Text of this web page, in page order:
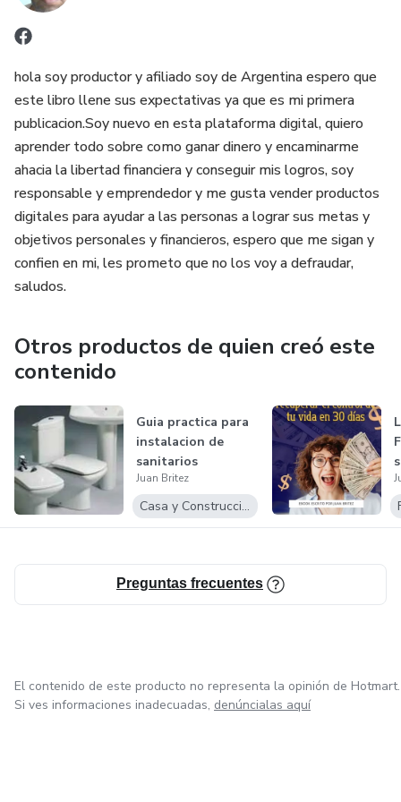
públicas, las guías telefónicas, los historiales clínicos o
médicos, los registros de transacciones comerciales, entre
información ordenada de forma sistemática para su
posterior uso, recuperación, transmisión y análisis. Ella se
del tiempo. Existen muchos tipos de bases de datos, entre
las que podemos mencionar:
De acuerdo con los procesos de preservación, estáticas
(son de lectura, la información puede ser extraída, pero no
modificada), dinámicas (manejan consultas, reorganización,
actualizaciones, adición y eliminación de la información).
De acuerdo con su contenido: bibliográficas (constituida por
datos del autor, editorial, año de publicación, entre otros.)
directorios (se trata de listados con una gran cantidad de
información muy especializada y/o técnica), de texto
(incluyen textos históricos o documentales).
Algunos ejemplos de bases de datos son las bibliotecas
públicas, las guías telefónicas, los historiales clínicos o
otros.
hola soy productor y afiliado soy de Argentina espero que
este libro llene sus expectativas ya que es mi primera
publicacion.Soy nuevo en esta plataforma digital, quiero
aprender todo sobre como ganar dinero y encaminarme
ahacia la libertad financiera y conseguir mis logros, soy
responsable y emprendedor y me gusta vender productos
digitales para ayudar a las personas a lograr sus metas y
objetivos personales y financieros, espero que me sigan y
confien en mi, les prometo que no los voy a defraudar,
saludos.
Otros productos de quien creó este
contenido
Guia practica para
instalacion de
sanitarios
Juan Britez
Casa y Construcción
Preguntas frecuentes
El contenido de este producto no representa la opinión de Hotmart.
Si ves informaciones inadecuadas, denúncialas aquí